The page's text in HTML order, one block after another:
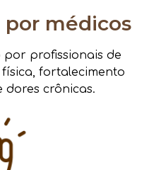
médicos
por profissionais de
fortalecimento
dores crônicas.